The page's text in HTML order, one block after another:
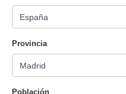
Provincia
Población